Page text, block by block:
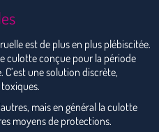
est de plus en plus plébiscitée.
culotte conçue pour la période
une solution discrète,
mais en général la culotte
moyens de protections.